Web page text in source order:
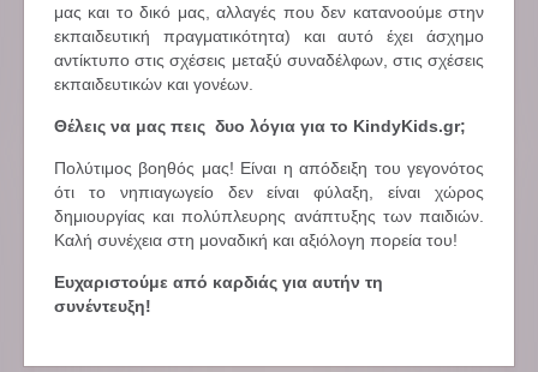
μας και το δικό μας, αλλαγές που δεν κατανοούμε στην
εκπαιδευτική πραγματικότητα) και αυτό έχει άσχημο
αντίκτυπο στις σχέσεις μεταξύ συναδέλφων, στις σχέσεις
εκπαιδευτικών και γονέων.
Θέλεις να μας πεις δυο λόγια για το KindyKids.gr;
Πολύτιμος βοηθός μας! Είναι η απόδειξη του γεγονότος
ότι το νηπιαγωγείο δεν είναι φύλαξη, είναι χώρος
δημιουργίας και πολύπλευρης ανάπτυξης των παιδιών.
Καλή συνέχεια στη μοναδική και αξιόλογη πορεία του!
Ευχαριστούμε από καρδιάς για αυτήν τη
συνέντευξη!